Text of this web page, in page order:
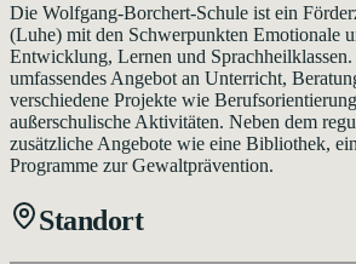
Die Wolfgang-Borchert-Schule ist ein
(Luhe) mit den Schwerpunkten Emotionale
Entwicklung, Lernen und
umfassendes Angebot an Unterricht,
verschiedene Projekte wie
außerschulische Aktivitäten. Neben dem
zusätzliche Angebote wie eine Bibliothek,
Programme zur Gewaltprävention.
Standort